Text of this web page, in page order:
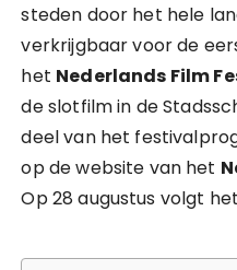
steden door het hele
verkrijgbaar voor de
het Nederlands Film
de slotfilm in de
deel van het
op de website van het
Op 28 augustus volgt